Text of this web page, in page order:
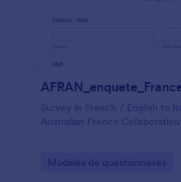
Survey in French / English to
Australian French Collaboration
Go to Category:
Modèles de questionnaires